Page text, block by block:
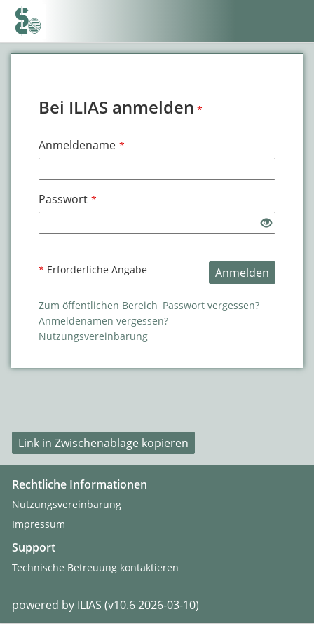
Bei ILIAS anmelden *
Anmeldename *
Passwort *
* Erforderliche Angabe Anmelden
Zum öffentlichen Bereich Passwort vergessen?
Anmeldenamen vergessen?
Nutzungsvereinbarung
Link in Zwischenablage kopieren
Rechtliche Informationen
Nutzungsvereinbarung
Impressum
Support
Technische Betreuung kontaktieren
powered by ILIAS (v10.6 2026-03-10)